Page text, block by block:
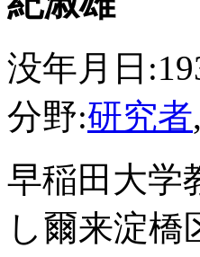
没年月日
分野:研究者,
早稲田大学
し爾来淀